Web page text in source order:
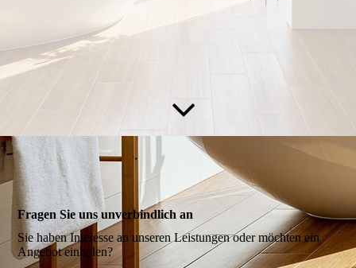
Fragen Sie uns unverbindlich an
Sie haben Interesse an unseren Leistungen oder möchten ein
Angebot einholen?